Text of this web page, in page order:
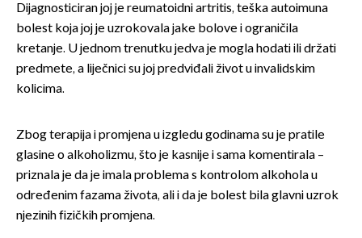
Dijagnosticiran joj je reumatoidni artritis, teška autoimuna
bolest koja joj je uzrokovala jake bolove i ograničila
kretanje. U jednom trenutku jedva je mogla hodati ili držati
predmete, a liječnici su joj predviđali život u invalidskim
kolicima.
Zbog terapija i promjena u izgledu godinama su je pratile
glasine o alkoholizmu, što je kasnije i sama komentirala –
priznala je da je imala problema s kontrolom alkohola u
određenim fazama života, ali i da je bolest bila glavni uzrok
njezinih fizičkih promjena.